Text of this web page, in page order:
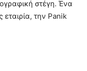
στέγη. Ένα
εταιρία, την Panik